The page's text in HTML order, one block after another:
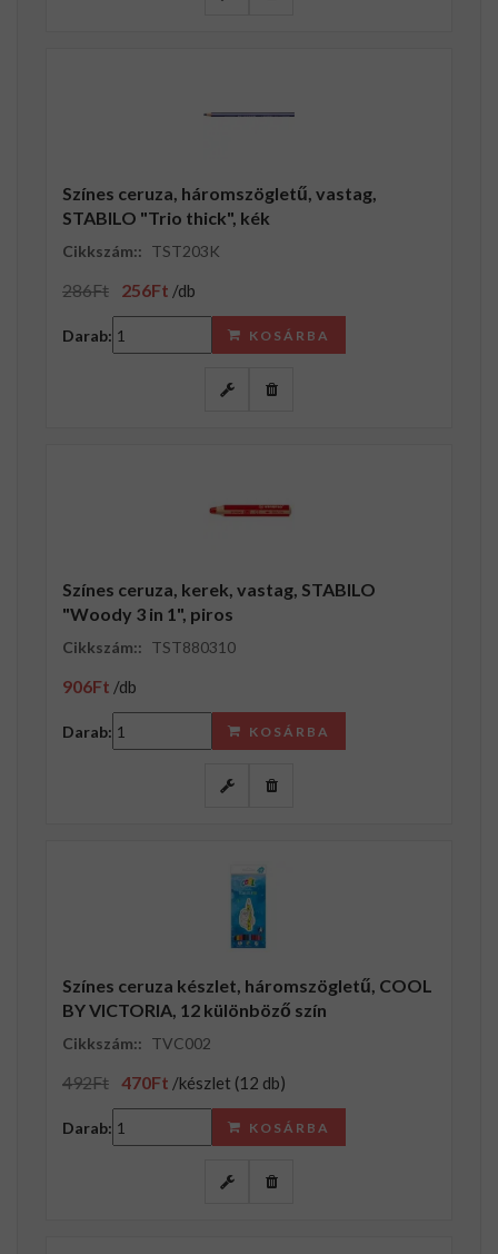
Színes ceruza, háromszögletű, vastag,
STABILO "Trio thick", kék
Cikkszám:: TST203K
286Ft 256Ft /db
Darab: KOSÁRBA
Színes ceruza, kerek, vastag, STABILO
"Woody 3 in 1", piros
Cikkszám:: TST880310
906Ft /db
Darab: KOSÁRBA
Színes ceruza készlet, háromszögletű, COOL
BY VICTORIA, 12 különböző szín
Cikkszám:: TVC002
492Ft 470Ft /készlet (12 db)
Darab: KOSÁRBA